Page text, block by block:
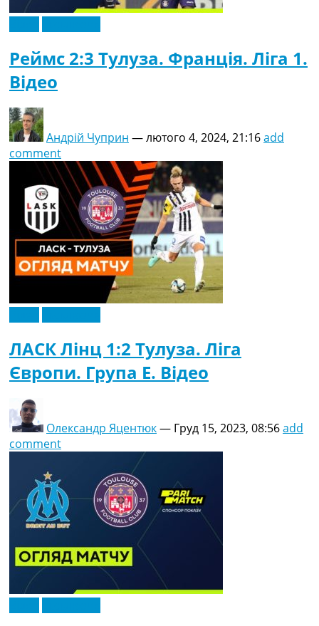
Реймс 2:3 Тулуза. Франція. Ліга 1.
Відео
Андрій Чуприн —лютого 4, 2024, 21:16add
comment
ЛАСК Лінц 1:2 Тулуза. Ліга
Європи. Група E. Відео
Олександр Яцентюк— Груд 15, 2023, 08:56add
comment